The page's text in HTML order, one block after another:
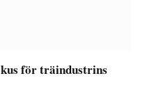
för träindustrins